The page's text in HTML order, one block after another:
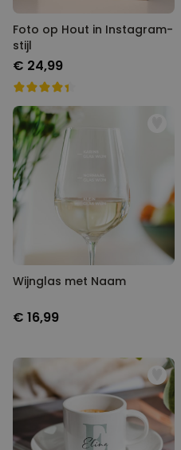
Foto op Hout in Instagram-
stijl
€ 24,99
Wijnglas met Naam
€ 16,99